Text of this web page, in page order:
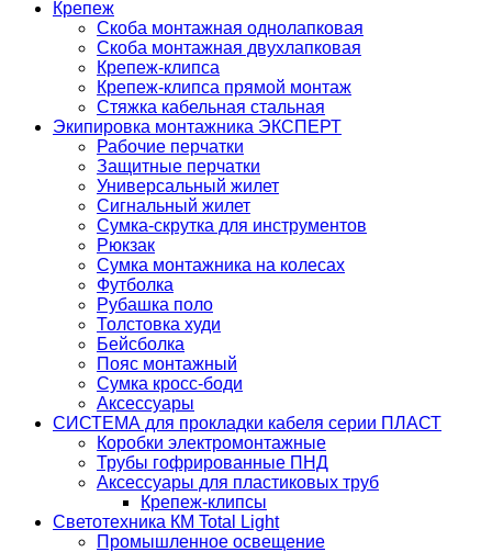
Крепеж
Скоба монтажная однолапковая
Скоба монтажная двухлапковая
Крепеж-клипса
Крепеж-клипса прямой монтаж
Стяжка кабельная стальная
Экипировка монтажника ЭКСПЕРТ
Рабочие перчатки
Защитные перчатки
Универсальный жилет
Сигнальный жилет
Сумка-скрутка для инструментов
Рюкзак
Сумка монтажника на колесах
Футболка
Рубашка поло
Толстовка худи
Бейсболка
Пояс монтажный
Сумка кросс-боди
Аксессуары
СИСТЕМА для прокладки кабеля серии ПЛАСТ
Коробки электромонтажные
Трубы гофрированные ПНД
Аксессуары для пластиковых труб
Крепеж-клипсы
Светотехника КМ Total Light
Промышленное освещение